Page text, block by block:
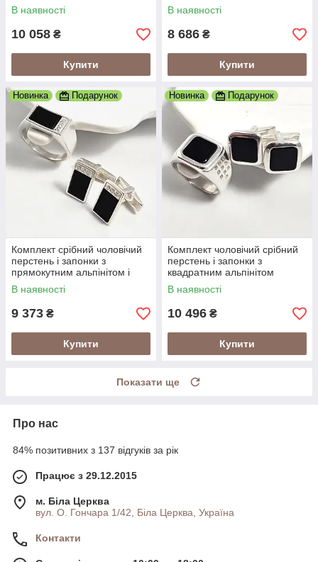
В наявності
10 058 ₴
Купити
В наявності
8 686 ₴
Купити
Новинка Подарунок
Комплект срібний чоловічий
перстень і запонки з
прямокутним альпінітом і
цирконами
В наявності
9 373 ₴
Купити
Новинка Подарунок
Комплект чоловічий срібний
перстень і запонки з
квадратним альпінітом
В наявності
10 496 ₴
Купити
Показати ще
Про нас
84% позитивних з 137 відгуків за рік
Працює з 29.12.2015
м. Біла Церква
вул. О. Гончара 1/42, Біла Церква, Україна
Контакти